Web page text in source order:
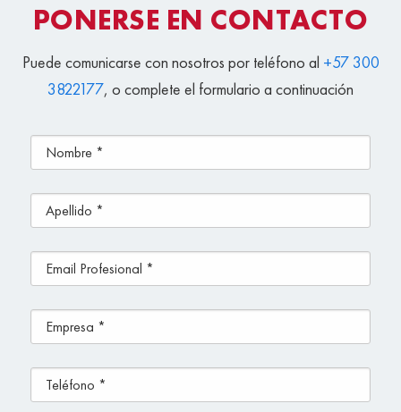
PONERSE EN CONTACTO
Puede comunicarse con nosotros por teléfono al +57 300
3822177, o complete el formulario a continuación